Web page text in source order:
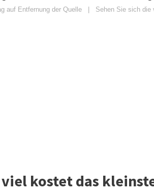
auf Entfernung der Quelle Sehen Sie sich die
kostet das